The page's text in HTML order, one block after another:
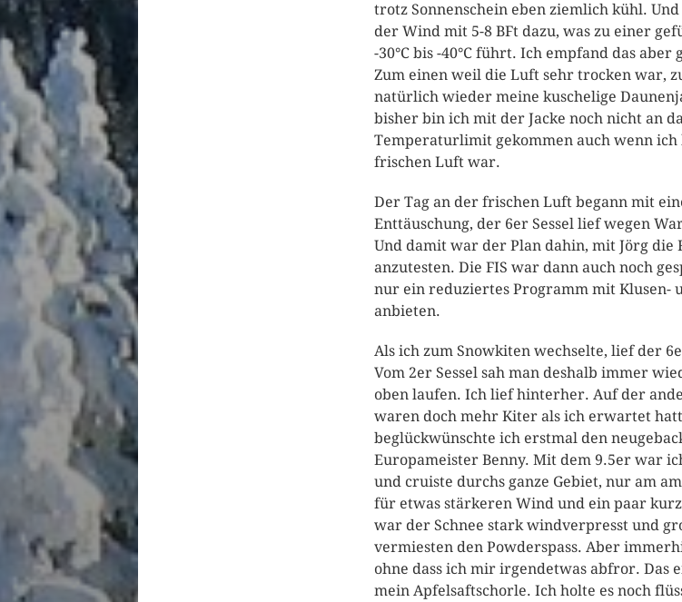
trotz Sonnenschein eben ziemlich kühl.
der Wind mit 5-8 BFt dazu, was zu einer
-30°C bis -40°C führt. Ich empfand das aber
Zum einen weil die Luft sehr trocken war,
natürlich wieder meine kuschelige
bisher bin ich mit der Jacke noch nicht an
Temperaturlimit gekommen auch wenn ich
frischen Luft war.
Der Tag an der frischen Luft begann mit
Enttäuschung, der 6er Sessel lief wegen
Und damit war der Plan dahin, mit Jörg die
anzutesten. Die FIS war dann auch noch
nur ein reduziertes Programm mit Klusen-
anbieten.
Als ich zum Snowkiten wechselte, lief der
Vom 2er Sessel sah man deshalb immer
oben laufen. Ich lief hinterher. Auf der
waren doch mehr Kiter als ich erwartet
beglückwünschte ich erstmal den
Europameister Benny. Mit dem 9.5er war
und cruiste durchs ganze Gebiet, nur am
für etwas stärkeren Wind und ein paar
war der Schnee stark windverpresst und
vermiesten den Powderspass. Aber
ohne dass ich mir irgendetwas abfror. Das
mein Apfelsaftschorle. Ich holte es noch